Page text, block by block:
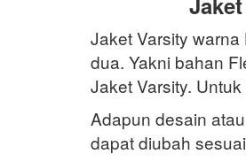
Jaket Varsity
dua. Yakni bahan
Jaket Varsity.
Adapun desain
dapat diubah